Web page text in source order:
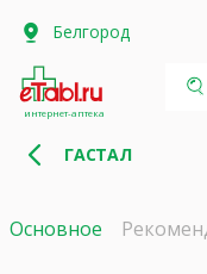
Белгород
интернет-аптека
ГАСТАЛ
Основное